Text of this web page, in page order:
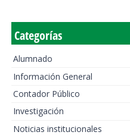
Categorías
Alumnado
Información General
Contador Público
Investigación
Noticias institucionales